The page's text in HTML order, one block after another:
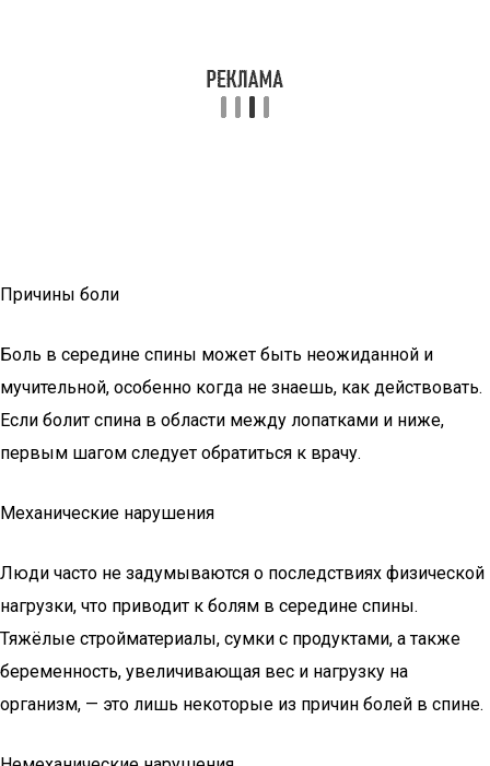
Причины боли
Боль в середине спины может быть неожиданной и
мучительной, особенно когда не знаешь, как действовать.
Если болит спина в области между лопатками и ниже,
первым шагом следует обратиться к врачу.
Механические нарушения
Люди часто не задумываются о последствиях физической
нагрузки, что приводит к болям в середине спины.
Тяжёлые стройматериалы, сумки с продуктами, а также
беременность, увеличивающая вес и нагрузку на
организм, — это лишь некоторые из причин болей в спине.